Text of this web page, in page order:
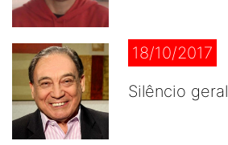
18/10/2017
Silêncio geral